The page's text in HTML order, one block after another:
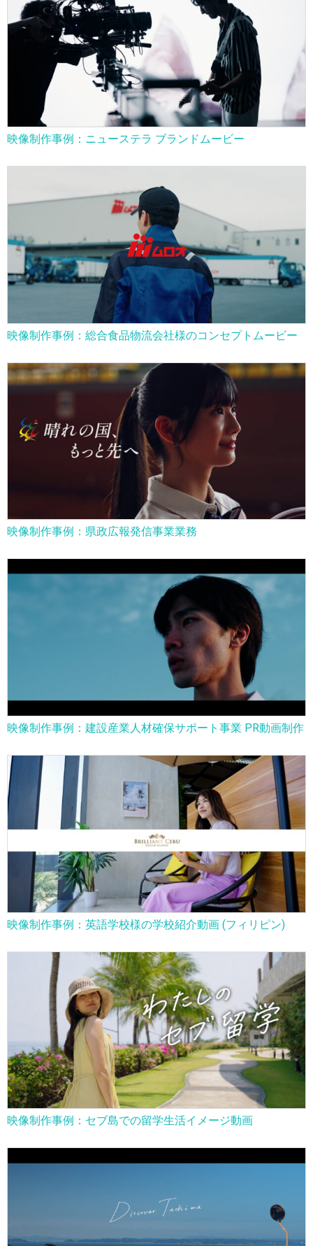
映像制作事例：ニューステラ ブランドムービー
映像制作事例：総合食品物流会社様のコンセプトムービー
映像制作事例：県政広報発信事業業務
映像制作事例：建設産業人材確保サポート事業 PR動画制作
映像制作事例：英語学校様の学校紹介動画 (フィリピン)
映像制作事例：セブ島での留学生活イメージ動画